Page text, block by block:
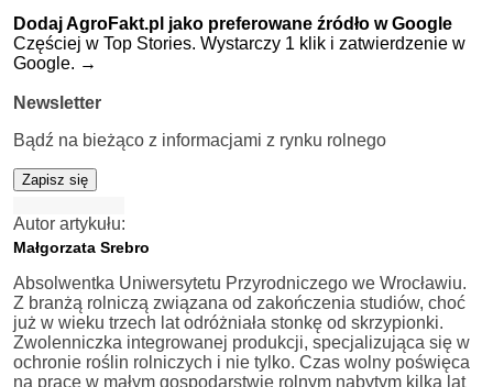
Dodaj AgroFakt.pl jako preferowane źródło w Google
Częściej w Top Stories. Wystarczy 1 klik i zatwierdzenie w
Google. →
Newsletter
Bądź na bieżąco z informacjami z rynku rolnego
Zapisz się
Autor artykułu:
Małgorzata Srebro
Absolwentka Uniwersytetu Przyrodniczego we Wrocławiu.
Z branżą rolniczą związana od zakończenia studiów, choć
już w wieku trzech lat odróżniała stonkę od skrzypionki.
Zwolenniczka integrowanej produkcji, specjalizująca się w
ochronie roślin rolniczych i nie tylko. Czas wolny poświęca
na pracę w małym gospodarstwie rolnym nabytym kilka lat